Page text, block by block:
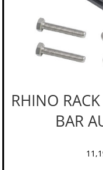
RHINO
BAR